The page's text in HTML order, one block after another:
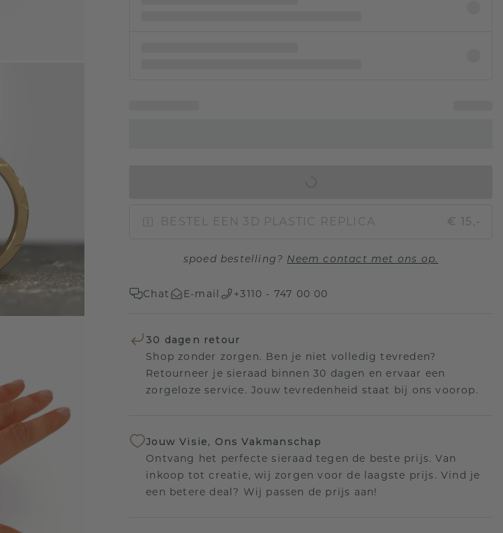
BESTEL EEN 3D PLASTIC REPLICA € 15,-
spoed bestelling? Neem contact met ons op.
Chat E-mail +3110 - 747 00 00
30 dagen retour
Shop zonder zorgen. Ben je niet volledig tevreden?
Retourneer je sieraad binnen 30 dagen en ervaar een
zorgeloze service. Jouw tevredenheid staat bij ons voorop.
Jouw Visie, Ons Vakmanschap
Ontvang het perfecte sieraad tegen de beste prijs. Van
inkoop tot creatie, wij zorgen voor de laagste prijs. Vind je
een betere deal? Wij passen de prijs aan!